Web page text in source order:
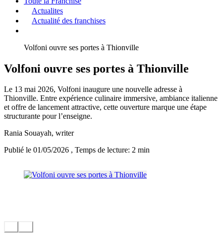
Actualites
Actualité des franchises
Volfoni ouvre ses portes à Thionville
Volfoni ouvre ses portes à Thionville
Le 13 mai 2026, Volfoni inaugure une nouvelle adresse à
Thionville. Entre expérience culinaire immersive, ambiance italienne
et offre de lancement attractive, cette ouverture marque une étape
structurante pour l’enseigne.
Rania Souayah, writer
Publié le 01/05/2026 , Temps de lecture: 2 min